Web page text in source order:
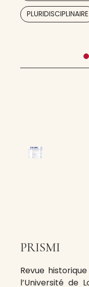
PLURIDISCIPLINAIRE
PRISMI
Revue
l’Université de